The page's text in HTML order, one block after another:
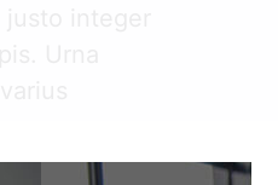
integer
Urna